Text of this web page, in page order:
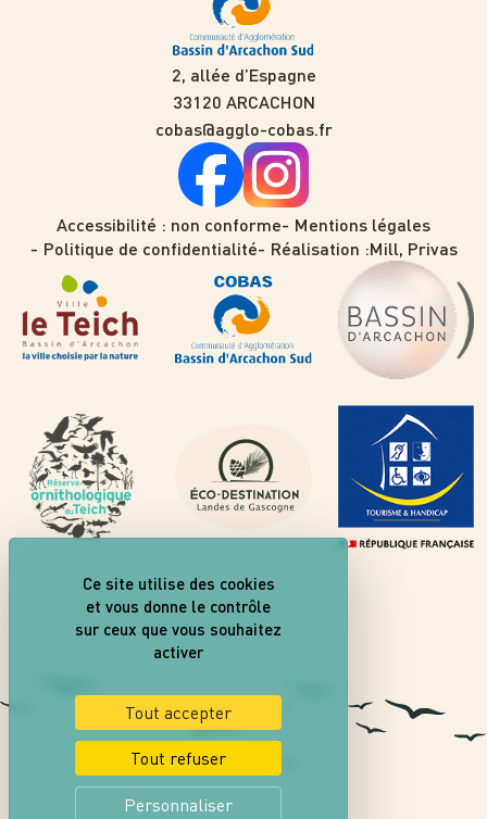
2, allée d’Espagne
33120 ARCACHON
cobas@agglo-cobas.fr
Accessibilité : non conforme
Mentions légales
Politique de confidentialité
Réalisation :Mill, Privas
Ce site utilise des cookies
et vous donne le contrôle
sur ceux que vous souhaitez
activer
Tout accepter
Tout refuser
Personnaliser